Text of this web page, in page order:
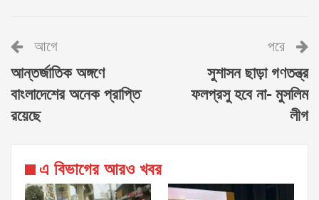
আগে
আন্তর্জাতিক অঙ্গণে
বাংলাদেশের অনেক প্রাপ্তি
রয়েছে
পরে
সুশাসন ছাড়া গণতন্ত্র
ফলপ্রসু হবে না- মুসলিম
লীগ
এ বিভাগের আরও খবর